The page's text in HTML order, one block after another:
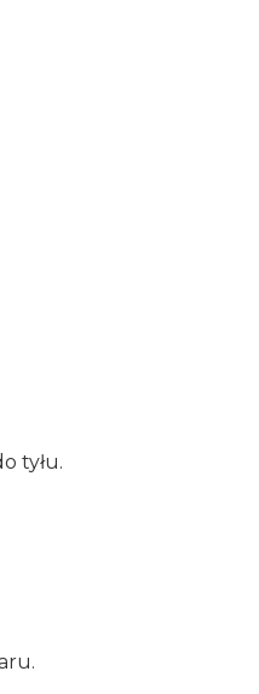
tyłu.